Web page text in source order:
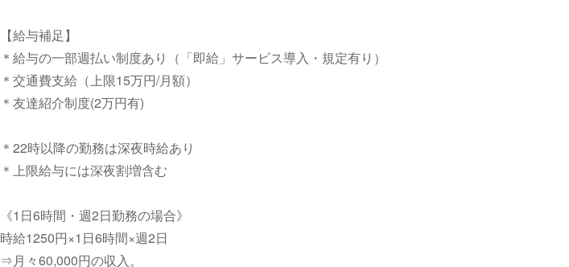
【給与補足】
＊給与の一部週払い制度あり（「即給」サービス導入・規定有り）
＊交通費支給（上限15万円/月額）
＊友達紹介制度(2万円有)
＊22時以降の勤務は深夜時給あり
＊上限給与には深夜割増含む
《1日6時間・週2日勤務の場合》
時給1250円×1日6時間×週2日
⇒月々60,000円の収入。